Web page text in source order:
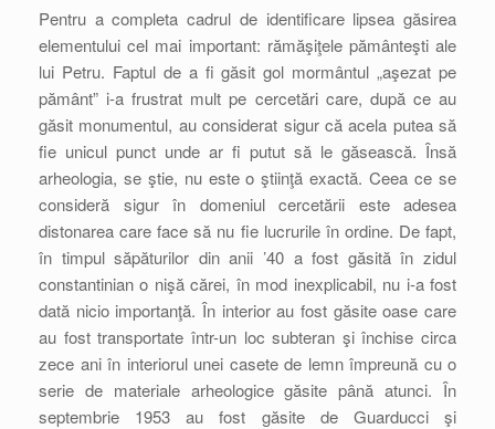
Pentru a completa cadrul de identificare lipsea găsirea
elementului cel mai important: rămăşiţele pământeşti ale
lui Petru. Faptul de a fi găsit gol mormântul „aşezat pe
pământ” i-a frustrat mult pe cercetări care, după ce au
găsit monumentul, au considerat sigur că acela putea să
fie unicul punct unde ar fi putut să le găsească. Însă
arheologia, se ştie, nu este o ştiinţă exactă. Ceea ce se
consideră sigur în domeniul cercetării este adesea
distonarea care face să nu fie lucrurile în ordine. De fapt,
în timpul săpăturilor din anii ’40 a fost găsită în zidul
constantinian o nişă cărei, în mod inexplicabil, nu i-a fost
dată nicio importanţă. În interior au fost găsite oase care
au fost transportate într-un loc subteran şi închise circa
zece ani în interiorul unei casete de lemn împreună cu o
serie de materiale arheologice găsite până atunci. În
septembrie 1953 au fost găsite de Guarducci şi